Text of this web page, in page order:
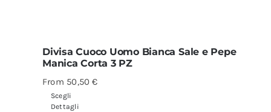
Divisa Cuoco Uomo Bianca Sale e Pepe
Manica Corta 3 PZ
From 50,50€
Scegli
Dettagli